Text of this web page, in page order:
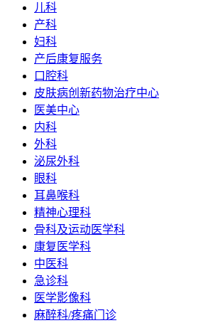
儿科
产科
妇科
产后康复服务
口腔科
皮肤病创新药物治疗中心
医美中心
内科
外科
泌尿外科
眼科
耳鼻喉科
精神心理科
骨科及运动医学科
康复医学科
中医科
急诊科
医学影像科
麻醉科/疼痛门诊